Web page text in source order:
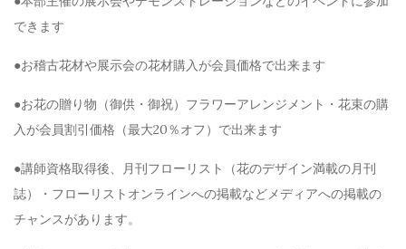
できます
●お稽古花材や展示会の花材購入が会員価格で出来ます
●お花の贈り物（御供・御祝）フラワーアレンジメント・花束の購
入が会員割引価格（最大20％オフ）で出来ます
●講師資格取得後、月刊フローリスト（花のデザイン満載の月刊
誌）・フローリストオンラインへの掲載などメディアへの掲載の
チャンスがあります。